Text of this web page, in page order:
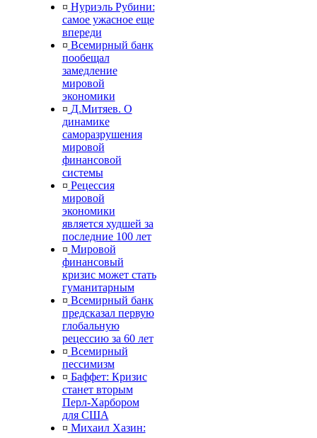
¤ Нуриэль Рубини:
самое ужасное еще
впереди
¤ Всемирный банк
пообещал
замедление
мировой
экономики
¤ Д.Митяев. О
динамике
саморазрушения
мировой
финансовой
системы
¤ Рецессия
мировой
экономики
является худшей за
последние 100 лет
¤ Мировой
финансовый
кризис может стать
гуманитарным
¤ Всемирный банк
предсказал первую
глобальную
рецессию за 60 лет
¤ Всемирный
пессимизм
¤ Баффет: Кризис
станет вторым
Перл-Харбором
для США
¤ Михаил Хазин: